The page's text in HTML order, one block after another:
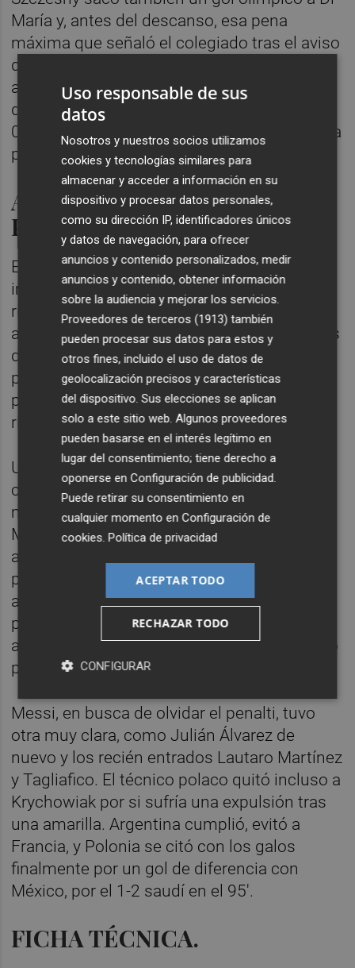
María y, antes del descanso, esa pena
máxima que señaló el colegiado tras el aviso
del VAR. La cara de Messi y de todos los
argentinos cambió en menos de un minuto
del segundo tiempo, lo que tardó en llegar el
0-1 de Mac Allister tras una jugada de Molina
por banda derecha.
ARGENTINA CUMPLE Y
POLONIA TIENE SUERTE
El del Brighton le pegó mordida y cruzada,
imposible para un milagro más del meta
rival, mientras del Arabia Saudí-México se
abría la lata también con dos goles seguidos
del 'Tri'. Kamil Glik tuvo la única ocasión
polaca, un remate de cabeza desviado por
poco, pero Polonia trató de no enfadar a su
rival y aguantar.
Un golazo de Julián Álvarez lo hizo más
complicado si cabe, nivel de infarto, con 20
minutos por delante. Los de Czeslaw
Michniewicz se vieron sin saber qué hacer:
atacar o defender. Con sendos 2-0, Polonia
pasaba a octavos por tener menos tarjetas
amarillas que los mexicanos, pero en el otro
partido se sucedían las ocasiones
americanas y en el suyo, el tercero argentino
parecía al caer.
Messi, en busca de olvidar el penalti, tuvo
otra muy clara, como Julián Álvarez de
nuevo y los recién entrados Lautaro Martínez
y Tagliafico. El técnico polaco quitó incluso a
Krychowiak por si sufría una expulsión tras
una amarilla. Argentina cumplió, evitó a
Francia, y Polonia se citó con los galos
finalmente por un gol de diferencia con
México, por el 1-2 saudí en el 95'.
FICHA TÉCNICA.
Uso responsable de sus
datos
Nosotros y nuestros socios utilizamos
cookies y tecnologías similares para
almacenar y acceder a información en su
dispositivo y procesar datos personales,
como su dirección IP, identificadores únicos
y datos de navegación, para ofrecer
anuncios y contenido personalizados, medir
anuncios y contenido, obtener información
sobre la audiencia y mejorar los servicios.
Proveedores de terceros (1913) también
pueden procesar sus datos para estos y
otros fines, incluido el uso de datos de
geolocalización precisos y características
del dispositivo. Sus elecciones se aplican
solo a este sitio web. Algunos proveedores
pueden basarse en el interés legítimo en
lugar del consentimiento; tiene derecho a
oponerse enConfiguración de publicidad
Puede retirar su consentimiento en
cualquier momento enConfiguración de
cookies .Política de privacidad
ACEPTAR TODO
RECHAZAR TODO
CONFIGURAR